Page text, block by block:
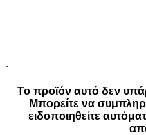
.
Το προϊόν αυτό δεν
Mπορείτε να
ειδοποιηθείτε